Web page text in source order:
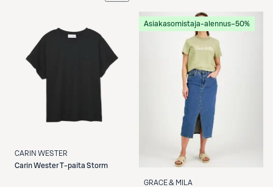
CARIN WESTER
Carin Wester T-paita Storm
Asiakasomistaja-alennus−50%
GRACE & MILA